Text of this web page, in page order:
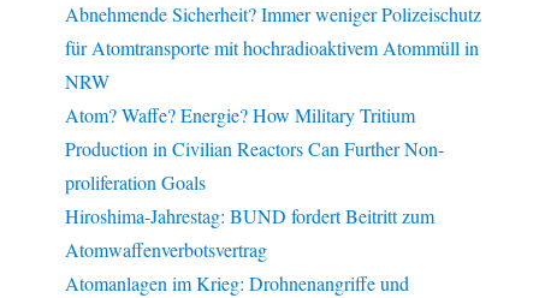
Abnehmende Sicherheit? Immer weniger Polizeischutz
für Atomtransporte mit hochradioaktivem Atommüll in
NRW
Atom? Waffe? Energie? How Military Tritium
Production in Civilian Reactors Can Further Non-
proliferation Goals
Hiroshima-Jahrestag: BUND fordert Beitritt zum
Atomwaffenverbotsvertrag
Atomanlagen im Krieg: Drohnenangriffe und